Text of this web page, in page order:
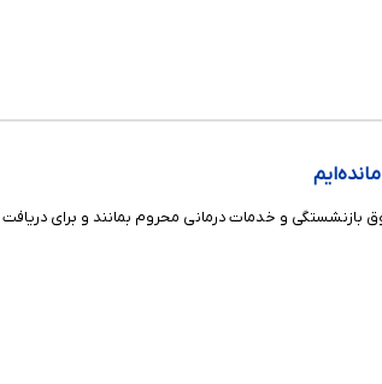
و خدمات درمانی محروم بمانند و برای دریافت